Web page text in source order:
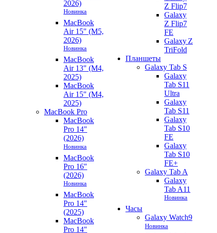
2026)
Новинка
MacBook
Air 15" (M5,
2026)
Новинка
MacBook
Air 13" (M4,
2025)
MacBook
Air 15" (M4,
2025)
MacBook Pro
MacBook
Pro 14"
(2026)
Новинка
MacBook
Pro 16"
(2026)
Новинка
MacBook
Pro 14"
(2025)
MacBook
Pro 14"
Z Flip7
Galaxy
Z Flip7
FE
Galaxy Z
TriFold
Планшеты
Galaxy Tab S
Galaxy
Tab S11
Ultra
Galaxy
Tab S11
Galaxy
Tab S10
FE
Galaxy
Tab S10
FE+
Galaxy Tab A
Galaxy
Tab A11
Новинка
Часы
Galaxy Watch9
Новинка